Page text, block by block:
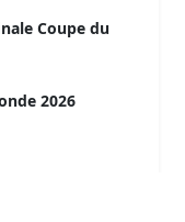
Coupe du
2026